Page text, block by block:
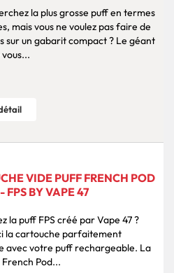
la plus grosse puff en termes
mais vous ne voulez pas faire de
sur un gabarit compact ? Le géant
VIDE PUFF FRENCH POD
FPS BY VAPE 47
la puff FPS créé par Vape 47 ?
la cartouche parfaitement
avec votre puff rechargeable. La
Pod...